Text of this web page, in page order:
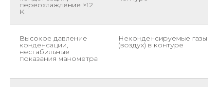
переохлаждение >12
K
Высокое давление
конденсации,
нестабильные
показания манометра
Неконденсируемые газы
(воздух) в контуре